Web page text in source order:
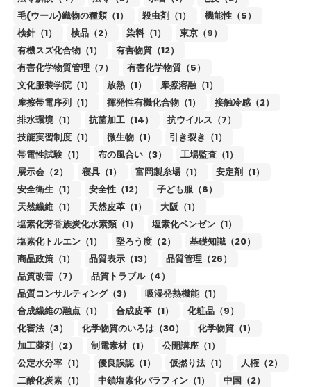
毛(ウール)織物の種類（1）
殺虫剤（1）
機能性（5）
検針（1）
検品（2） 染料（1）
東京（9）
有機スズ化合物（1）
有害物質（12）
有害化学物質管理（7）
有害化学物質（5）
文化服装学院（1）
放熱（1）
摩擦溶融（1）
摩擦帯電序列（1）
揮発性有機化合物（1）
接触冷感（2）
排水環境（1）
抗菌加工（14）
抗ウイルス（7）
技能実習制度（1）
微生物（1）
引き裂き（1）
帯電性試験（1）
布の風合い（3）
工場監査（1）
展示会（2）
寝具（1） 富岡製糸場（1）
安定剤（1）
安全衛生（1）
安全性（12）
子ども服（6）
天然繊維（1）
天然皮革（1）
大阪（1）
塩素化芳香族炭化水素類（1）
塩素化ベンゼン（1）
塩素化トルエン（1）
堅ろう度（2）
基礎知識（20）
商品政策（1）
品質表示（13）
品質管理（26）
品質改善（7）
品質トラブル（4）
品質コンサルティング（3）
吸湿発熱機能（1）
合成繊維の融点（1）
合成皮革（1）
化粧品（9）
化審法（3）
化学物質のいろは（30）
化学物質（1）
加工薬剤（2）
制電素材（1）
公開講座（1）
公定水分率（1）
優良誤認（1） 仮撚り法（1）
人権（2）
二酸化炭素（1）
中鎖塩素化パラフィン（1） 中国（2）